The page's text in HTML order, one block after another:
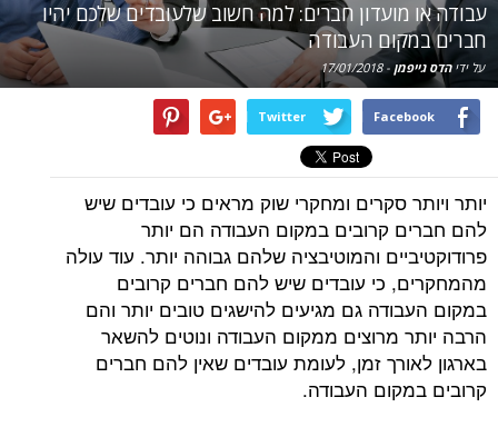
עבודה או מועדון חברים: למה חשוב שלעובדים שלכם יהיו
חברים במקום העבודה
על ידיהדס גייפמן-
17/01/2018
Facebook
Twitter
יותר ויותר סקרים ומחקרי שוק מראים כי עובדים שיש
להם חברים קרובים במקום העבודה הם יותר
פרודוקטיביים והמוטיבציה שלהם גבוהה יותר. עוד עולה
מהמחקרים, כי עובדים שיש להם חברים קרובים
במקום העבודה גם מגיעים להישגים טובים יותר והם
הרבה יותר מרוצים ממקום העבודה ונוטים להשאר
בארגון לאורך זמן, לעומת עובדים שאין להם חברים
קרובים במקום העבודה.